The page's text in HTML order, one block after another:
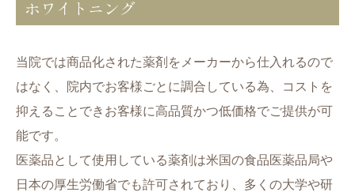
ホワイトニング
当院では商品化された薬剤をメーカーから仕入れるので
はなく、院内でお客様ごとに調合している為、コストを
抑えることできお客様に高品質かつ低価格でご提供が可
能です。
医薬品として使用している薬剤は米国の食品医薬品局や
日本の厚生労働省でも許可されており、多くの大学や研